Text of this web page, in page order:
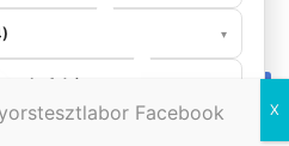
Facebook
▾
Ads)